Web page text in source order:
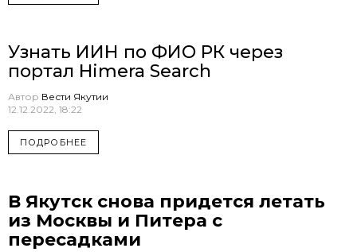
Узнать ИИН по ФИО РК через
портал Himera Search
Автор Вести Якутии
12.12.2022, 18:22
ПОДРОБНЕЕ
В Якутск снова придется летать
из Москвы и Питера с
пересадками